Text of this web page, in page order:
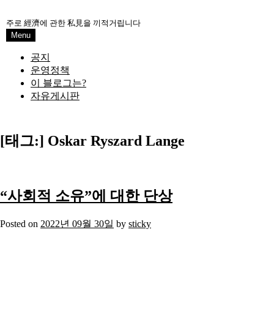
content
주로 經濟에 관한 私見을 끼적거립니다
Menu
공지
운영정책
이 블로그는?
자유게시판
[태그:] Oskar Ryszard Lange
“사회적 소유”에 대한 단상
Posted on 2022년 09월 30일 by sticky